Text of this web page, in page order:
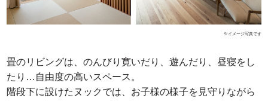
※イメージ写真です
畳のリビングは、のんびり寛いだり、遊んだり、昼寝をし
たり…自由度の高いスペース。
階段下に設けたヌックでは、お子様の様子を見守りながら